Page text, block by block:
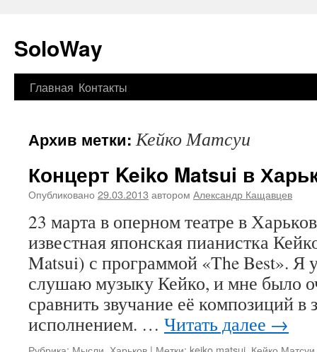
SoloWay
Перейти
содержимому
Главная Контакты
Архив метки:Кейко Матсуи
Концерт Keiko Matsui в
Опубликовано 29.03.2013 автором Александр Кащавцев
23 марта в оперном театре в
известная японская пианистка
Matsui) с программой «The Best». Я
слушаю музыку Кейко, и мне было
сравнить звучание её композиций
исполнением. … Читать далее →